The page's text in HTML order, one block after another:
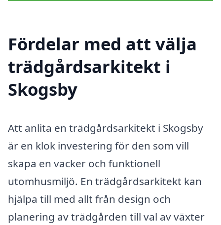
Fördelar med att välja
trädgårdsarkitekt i
Skogsby
Att anlita en trädgårdsarkitekt i Skogsby
är en klok investering för den som vill
skapa en vacker och funktionell
utomhusmiljö. En trädgårdsarkitekt kan
hjälpa till med allt från design och
planering av trädgården till val av växter